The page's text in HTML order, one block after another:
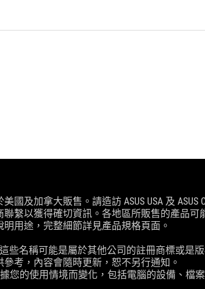
及加拿大販售。請造訪 ASUS USA 及 ASUS
繫以獲得確切資訊。各地區所販售的產品可
用途，完整細節詳見產品規格頁面。
些名稱可能是屬於其他公司的註冊商標或是版
考，內容會隨時更新，恕不另行通知。
據您的使用情境而變化，包括電腦的設備、